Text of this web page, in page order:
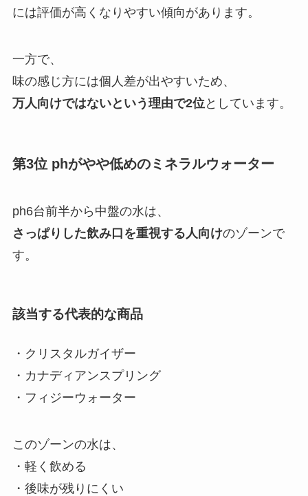
には評価が高くなりやすい傾向があります。
一方で、
味の感じ方には個人差が出やすいため、
万人向けではないという理由で2位 としています。
第3位 phがやや低めのミネラルウォーター
ph6台前半から中盤の水は、
さっぱりした飲み口を重視する人向けのゾーンで
す。
該当する代表的な商品
・クリスタルガイザー
・カナディアンスプリング
・フィジーウォーター
このゾーンの水は、
・軽く飲める
・後味が残りにくい